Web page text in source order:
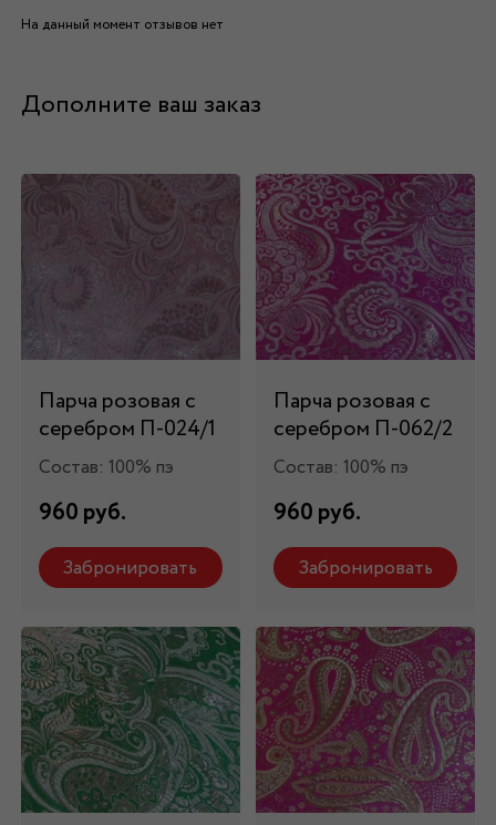
На данный момент отзывов нет
Дополните ваш заказ
Парча розовая с
серебром П-024/1
Состав: 100% пэ
960 руб.
Забронировать
Парча розовая с
серебром П-062/2
Состав: 100% пэ
960 руб.
Забронировать